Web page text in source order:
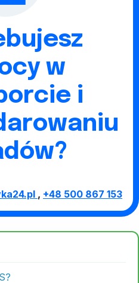
w
i
, +48 500 867 153